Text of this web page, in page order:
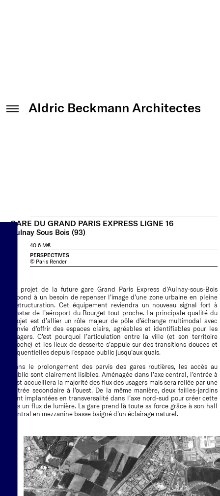
Aldric Beckmann Architectes
GARE DU GRAND PARIS EXPRESS LIGNE 16
Aulnay Sous Bois (93)
PROJET LAURÉAT - CHANTIER EN COURS
SURFACE
5 400 M² SDP
COÛT
40.6 M€
PERSPECTIVES
© Paris Render
Le projet de la future gare Grand Paris Express d’Aulnay-sous-Bois
répond à un besoin de repenser l’image d’une zone urbaine en pleine
restructuration. Cet équipement reviendra un nouveau signal fort à
l’instar de l’aéroport du Bourget tout proche. La principale qualité du
projet est d’allier un rôle majeur de pôle d’échange multimodal avec
l’envie d’offrir des espaces clairs, agréables et identifiables pour les
usagers. C’est pourquoi l’articulation entre la ville (et son territoire
proche) et les lieux de desserte s’appuie sur des transitions douces et
séquentielles depuis l’espace public jusqu’aux quais.
Dans le prolongement des parvis des gares routières, les accès au
public sont clairement lisibles. Aménagée dans l’axe central, l’entrée à
l’est accueillera la majorité des flux des usagers mais sera reliée par une
entrée secondaire à l’ouest. De la même manière, deux failles-jardins
sont implantées en transversalité dans l’axe nord-sud pour créer cette
fois un flux de lumière. La gare prend là toute sa force grâce à son hall
central en mezzanine basse baigné d’un éclairage naturel.